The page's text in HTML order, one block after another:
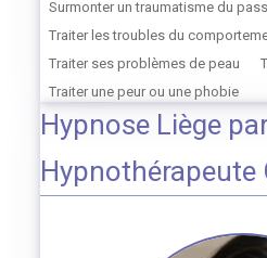
Surmonter un traumatisme du
Traiter les troubles du
Traiter ses problèmes de peau
Traiter une peur ou une phobie
Hypnose Liège
Hypnothérapeute